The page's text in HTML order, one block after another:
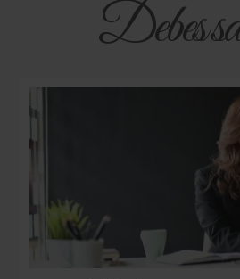
Debes